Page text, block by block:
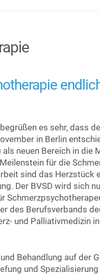
es sehr, dass
in Berlin
neuen Bereich in
für die
sind das Herzstück
Der BVSD wird sich
des Berufsverbands
und Palliativmedizin
Behandlung auf der
und